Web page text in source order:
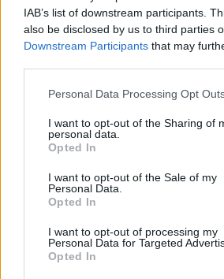
IAB’s list of downstream participants.
also be disclosed by us to third parties
Downstream Participants that may
Please note that this website/app uses
not limited to your visit or usage
grant or deny consent to Google and its
use your data for below specified
consent section.
Personal Data Processing Opt
I want to opt-out of the Sharing of
personal data.
Opted In
I want to opt-out of the Sale of my
Personal Data.
Opted In
I want to opt-out of processing my
Personal Data for Targeted
Opted In
Felhasználónév
Elfelejtette jelszavát?
Kertészeti, kerti termékek és
KERTÉSZ ÉS KERTÉSZET